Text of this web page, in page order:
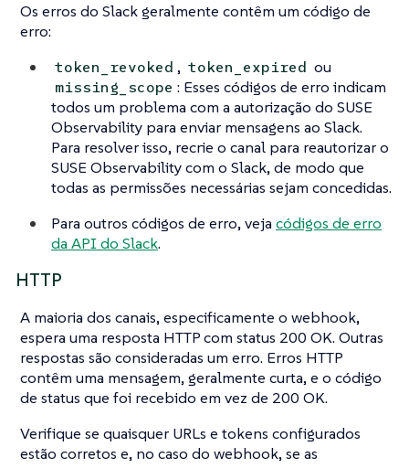
Os erros do Slack geralmente contêm um código de
erro:
token_revoked , token_expired ou
missing_scope : Esses códigos de erro indicam
todos um problema com a autorização do SUSE
Observability para enviar mensagens ao Slack.
Para resolver isso, recrie o canal para reautorizar o
SUSE Observability com o Slack, de modo que
todas as permissões necessárias sejam concedidas.
Para outros códigos de erro, veja códigos de erro
da API do Slack.
HTTP
A maioria dos canais, especificamente o webhook,
espera uma resposta HTTP com status 200 OK. Outras
respostas são consideradas um erro. Erros HTTP
contêm uma mensagem, geralmente curta, e o código
de status que foi recebido em vez de 200 OK.
Verifique se quaisquer URLs e tokens configurados
estão corretos e, no caso do webhook, se as